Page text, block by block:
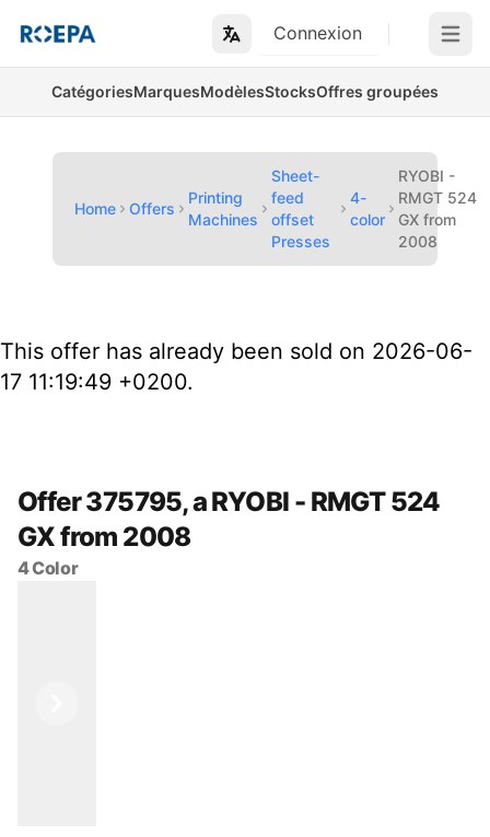
Connexion Open
CatégoriesMarquesModèlesStocksOffres groupées
Home Offers
Printing
Machines
Sheet-
feed
offset
Presses
4-
color
RYOBI -
RMGT 524
GX from
2008
This offer has already been sold on 2026-06-
17 11:19:49 +0200.
Offer 375795, a RYOBI - RMGT 524
GX from 2008
4 Color